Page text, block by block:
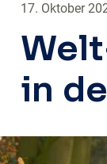
17. Oktober
in